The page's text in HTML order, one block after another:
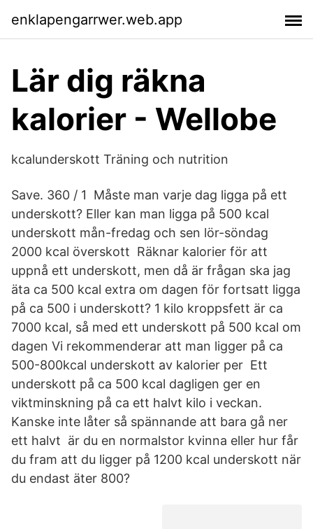
enklapengarrwer.web.app
Lär dig räkna
kalorier - Wellobe
kcalunderskott Träning och nutrition
Save. 360 / 1 Måste man varje dag ligga på ett
underskott? Eller kan man ligga på 500 kcal
underskott mån-fredag och sen lör-söndag
2000 kcal överskott Räknar kalorier för att
uppnå ett underskott, men då är frågan ska jag
äta ca 500 kcal extra om dagen för fortsatt ligga
på ca 500 i underskott? 1 kilo kroppsfett är ca
7000 kcal, så med ett underskott på 500 kcal om
dagen Vi rekommenderar att man ligger på ca
500-800kcal underskott av kalorier per Ett
underskott på ca 500 kcal dagligen ger en
viktminskning på ca ett halvt kilo i veckan.
Kanske inte låter så spännande att bara gå ner
ett halvt är du en normalstor kvinna eller hur får
du fram att du ligger på 1200 kcal underskott när
du endast äter 800?